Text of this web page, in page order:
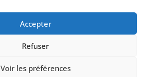
Accepter
Refuser
Voir les préférences
Atelier Santé-Environnement
parLa loupiote du WEB
5 - FRANCE